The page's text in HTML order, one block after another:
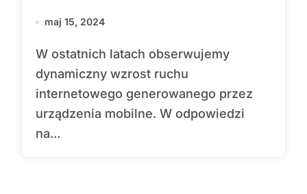
świat?
maj 15, 2024
W ostatnich latach obserwujemy
dynamiczny wzrost ruchu
internetowego generowanego przez
urządzenia mobilne. W odpowiedzi
na...